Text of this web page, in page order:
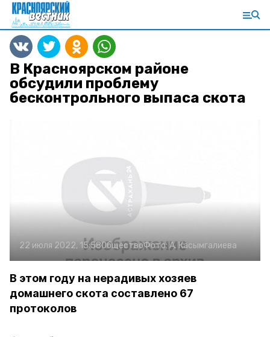
В Красноярском районе
обсудили проблему
бесконтрольного выпаса скота
22 июля 2022, 15:58ОбществоФото: А. Касымгалиева
В этом году на нерадивых хозяев
домашнего скота составлено 67
протоколов